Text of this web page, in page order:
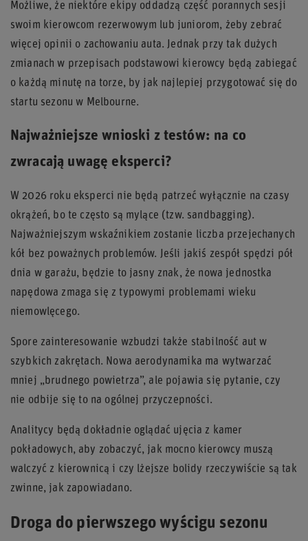
Możliwe, że niektóre ekipy oddadzą część porannych sesji
swoim kierowcom rezerwowym lub juniorom, żeby zebrać
więcej opinii o zachowaniu auta. Jednak przy tak dużych
zmianach w przepisach podstawowi kierowcy będą zabiegać
o każdą minutę na torze, by jak najlepiej przygotować się do
startu sezonu w Melbourne.
Najważniejsze wnioski z testów: na co
zwracają uwagę eksperci?
W 2026 roku eksperci nie będą patrzeć wyłącznie na czasy
okrążeń, bo te często są mylące (tzw. sandbagging).
Najważniejszym wskaźnikiem zostanie liczba przejechanych
kół bez poważnych problemów. Jeśli jakiś zespół spędzi pół
dnia w garażu, będzie to jasny znak, że nowa jednostka
napędowa zmaga się z typowymi problemami wieku
niemowlęcego.
Spore zainteresowanie wzbudzi także stabilność aut w
szybkich zakrętach. Nowa aerodynamika ma wytwarzać
mniej „brudnego powietrza”, ale pojawia się pytanie, czy
nie odbije się to na ogólnej przyczepności.
Analitycy będą dokładnie oglądać ujęcia z kamer
pokładowych, aby zobaczyć, jak mocno kierowcy muszą
walczyć z kierownicą i czy lżejsze bolidy rzeczywiście są tak
zwinne, jak zapowiadano.
Droga do pierwszego wyścigu sezonu